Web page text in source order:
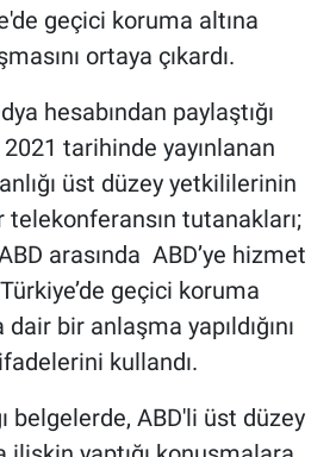
geçici koruma altına
ortaya çıkardı.
hesabından paylaştığı
tarihinde yayınlanan
üst düzey yetkililerinin
telekonferansın tutanakları;
arasında ABD’ye hizmet
geçici koruma
dair bir anlaşma yapıldığını
kullandı.
belgelerde, ABD'li üst düzey